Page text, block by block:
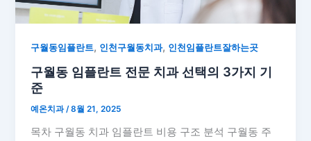
구월동임플란트, 인천구월동치과, 인천임플란트잘하는곳
구월동 임플란트 전문 치과 선택의 3가지 기
준
예온치과 /8월 21, 2025
목차 구월동 치과 임플란트 비용 구조 분석 구월동 주